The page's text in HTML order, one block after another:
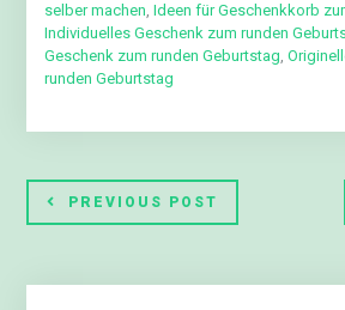
selber machen,Ideen für Geschenkkorb
Individuelles Geschenk zum runden
Geschenk zum runden Geburtstag,
runden Geburtstag
PREVIOUS POST